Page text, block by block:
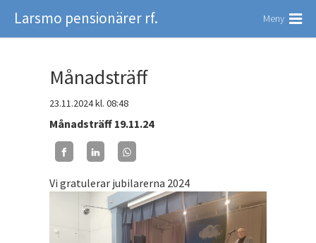
Larsmo pensionärer rf. Meny
Månadsträff
23.11.2024kl. 08:48
Månadsträff 19.11.24
Vi gratulerar jubilarerna 2024